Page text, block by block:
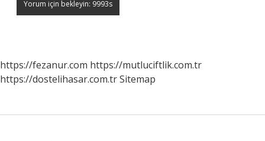
https://fezanur.com https://mutluciftlik.com.tr
https://dostelihasar.com.trSitemap